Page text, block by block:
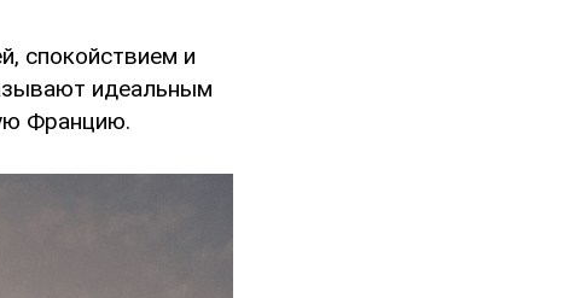
спокойствием и
идеальным
Францию.